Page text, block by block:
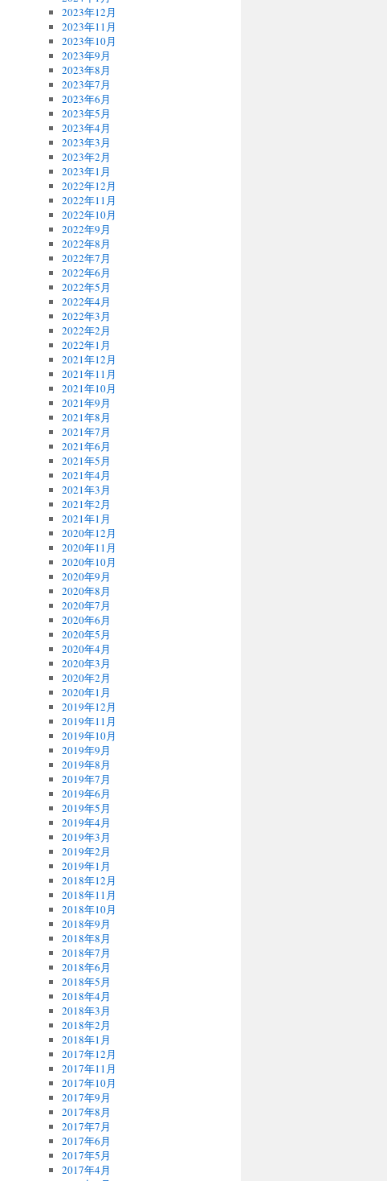
2023年12月
2023年11月
2023年10月
2023年9月
2023年8月
2023年7月
2023年6月
2023年5月
2023年4月
2023年3月
2023年2月
2023年1月
2022年12月
2022年11月
2022年10月
2022年9月
2022年8月
2022年7月
2022年6月
2022年5月
2022年4月
2022年3月
2022年2月
2022年1月
2021年12月
2021年11月
2021年10月
2021年9月
2021年8月
2021年7月
2021年6月
2021年5月
2021年4月
2021年3月
2021年2月
2021年1月
2020年12月
2020年11月
2020年10月
2020年9月
2020年8月
2020年7月
2020年6月
2020年5月
2020年4月
2020年3月
2020年2月
2020年1月
2019年12月
2019年11月
2019年10月
2019年9月
2019年8月
2019年7月
2019年6月
2019年5月
2019年4月
2019年3月
2019年2月
2019年1月
2018年12月
2018年11月
2018年10月
2018年9月
2018年8月
2018年7月
2018年6月
2018年5月
2018年4月
2018年3月
2018年2月
2018年1月
2017年12月
2017年11月
2017年10月
2017年9月
2017年8月
2017年7月
2017年6月
2017年5月
2017年4月